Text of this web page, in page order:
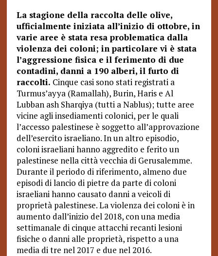
La stagione della raccolta delle olive,
ufficialmente iniziata all’inizio di ottobre, in
varie aree è stata resa problematica dalla
violenza dei coloni; in particolare vi è stata
l’aggressione fisica e il ferimento di due
contadini, danni a 190 alberi, il furto di
raccolti. Cinque casi sono stati registrati a
Turmus’ayya (Ramallah), Burin, Haris e Al
Lubban ash Sharqiya (tutti a Nablus); tutte aree
vicine agli insediamenti colonici, per le quali
l’accesso palestinese è soggetto all’approvazione
dell’esercito israeliano. In un altro episodio,
coloni israeliani hanno aggredito e ferito un
palestinese nella città vecchia di Gerusalemme.
Durante il periodo di riferimento, almeno due
episodi di lancio di pietre da parte di coloni
israeliani hanno causato danni a veicoli di
proprietà palestinese. La violenza dei coloni è in
aumento dall’inizio del 2018, con una media
settimanale di cinque attacchi recanti lesioni
fisiche o danni alle proprietà, rispetto a una
media di tre nel 2017 e due nel 2016.